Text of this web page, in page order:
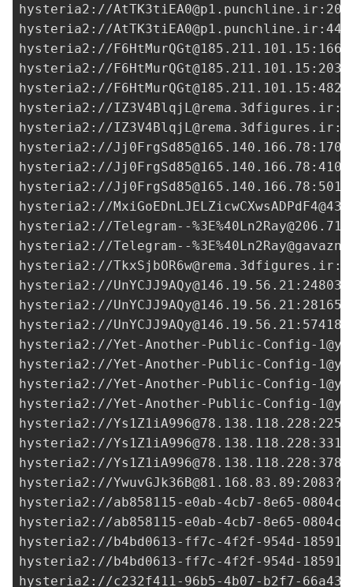
hysteria2://AtTK3tiEA0@p1.punchline.ir
hysteria2://AtTK3tiEA0@p1.punchline.ir
hysteria2://F6HtMurQGt@185.211.101.15
hysteria2://F6HtMurQGt@185.211.101.15
hysteria2://F6HtMurQGt@185.211.101.15
hysteria2://IZ3V4BlqjL@rema.3dfigures.ir
hysteria2://IZ3V4BlqjL@rema.3dfigures.ir
hysteria2://Jj0FrgSd85@165.140.166.78
hysteria2://Jj0FrgSd85@165.140.166.78
hysteria2://Jj0FrgSd85@165.140.166.78
hysteria2://
hysteria2://Telegram--%3E%
hysteria2://Telegram--%3E%
hysteria2://TkxSjbOR6w@rema.3dfigures.ir
hysteria2://UnYCJJ9AQy@146.19.56.21
hysteria2://UnYCJJ9AQy@146.19.56.21
hysteria2://UnYCJJ9AQy@146.19.56.21
hysteria2://Yet-Another-Public-Config-
hysteria2://Yet-Another-Public-Config-
hysteria2://Yet-Another-Public-Config-
hysteria2://Yet-Another-Public-Config-
hysteria2://Ys1Z1iA996@78.138.118.228
hysteria2://Ys1Z1iA996@78.138.118.228
hysteria2://Ys1Z1iA996@78.138.118.228
hysteria2://YwuvGJk36B@81.168.83.89
hysteria2://ab858115-e0ab-4cb7-8e65-
hysteria2://ab858115-e0ab-4cb7-8e65-
hysteria2://b4bd0613-ff7c-4f2f-954d-
hysteria2://b4bd0613-ff7c-4f2f-954d-
hysteria2://c232f411-96b5-4b07-b2f7-